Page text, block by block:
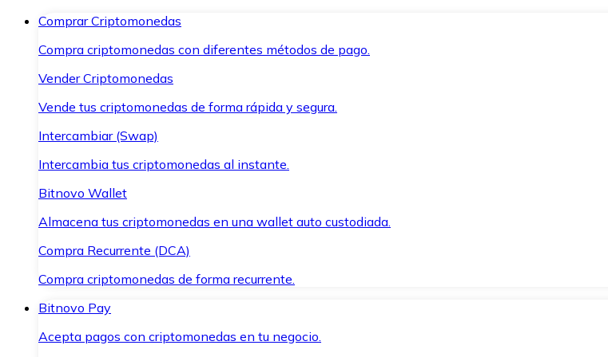
Comprar Criptomonedas
Compra criptomonedas con diferentes métodos de pago.
Vender Criptomonedas
Vende tus criptomonedas de forma rápida y segura.
Intercambiar (Swap)
Intercambia tus criptomonedas al instante.
Bitnovo Wallet
Almacena tus criptomonedas en una wallet auto custodiada.
Compra Recurrente (DCA)
Compra criptomonedas de forma recurrente.
Bitnovo Pay
Acepta pagos con criptomonedas en tu negocio.